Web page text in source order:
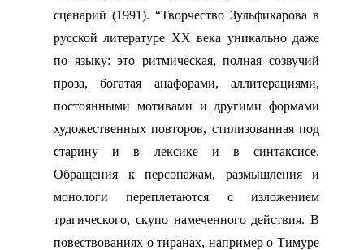
сценарий (1991). “Творчество Зульфикарова в
русской литературе XX века уникально даже
по языку: это ритмическая, полная созвучий
проза, богатая анафорами, аллитерациями,
постоянными мотивами и другими формами
художественных повторов, стилизованная под
старину и в лексике и в синтаксисе.
Обращения к персонажам, размышления и
монологи переплетаются с изложением
трагического, скупо намеченного действия. В
повествованиях о тиранах, например о Тимуре